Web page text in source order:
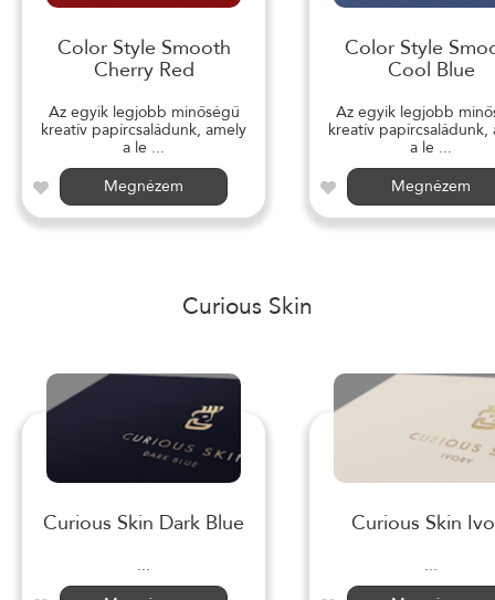
Color Style Smooth
Cherry Red
Az egyik legjobb minőségű
kreatív papírcsaládunk, amely
a le ...
Megnézem
Color Style
Cool Blue
Az egyik legjobb
kreatív papírcsaládunk,
a le ...
Megnézem
Curious Skin
Curious Skin Dark Blue
...
Curious Skin
...